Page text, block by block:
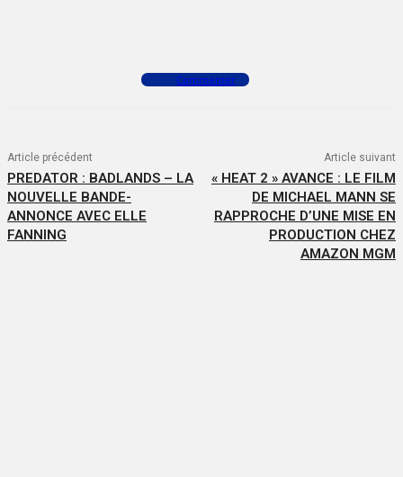
Commenter
Article précédent
PREDATOR : BADLANDS – LA
NOUVELLE BANDE-
ANNONCE AVEC ELLE
FANNING
Article suivant
« HEAT 2 » AVANCE : LE FILM
DE MICHAEL MANN SE
RAPPROCHE D’UNE MISE EN
PRODUCTION CHEZ
AMAZON MGM